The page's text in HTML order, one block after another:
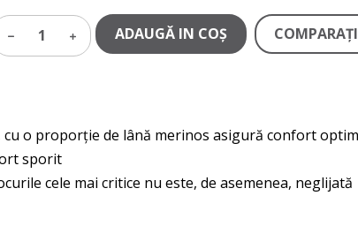
1 ADAUGĂ IN COŞ
o proporție de lână merinos asigură confort
sporit
cele mai critice nu este, de asemenea, neglijată